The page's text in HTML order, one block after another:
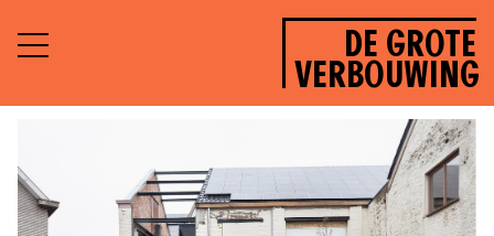
DE GROTE
VERBOUWING